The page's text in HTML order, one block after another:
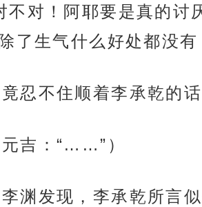
不对！阿耶要是真的讨
了生气什么好处都没
忍不住顺着李承乾的
元吉：“……”）
渊发现，李承乾所言